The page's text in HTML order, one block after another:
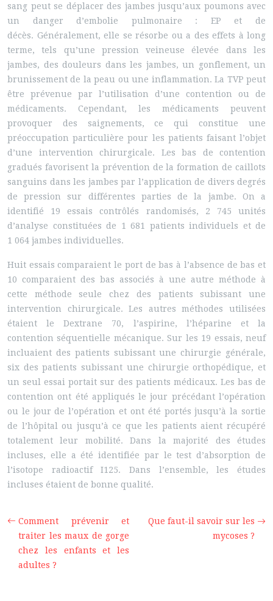
sang peut se déplacer des jambes jusqu’aux poumons avec
un danger d’embolie pulmonaire : EP et de
décès. Généralement, elle se résorbe ou a des effets à long
terme, tels qu’une pression veineuse élevée dans les
jambes, des douleurs dans les jambes, un gonflement, un
brunissement de la peau ou une inflammation. La TVP peut
être prévenue par l’utilisation d’une contention ou de
médicaments. Cependant, les médicaments peuvent
provoquer des saignements, ce qui constitue une
préoccupation particulière pour les patients faisant l’objet
d’une intervention chirurgicale. Les bas de contention
gradués favorisent la prévention de la formation de caillots
sanguins dans les jambes par l’application de divers degrés
de pression sur différentes parties de la jambe. On a
identifié 19 essais contrôlés randomisés, 2 745 unités
d’analyse constituées de 1 681 patients individuels et de
1 064 jambes individuelles.
Huit essais comparaient le port de bas à l’absence de bas et
10 comparaient des bas associés à une autre méthode à
cette méthode seule chez des patients subissant une
intervention chirurgicale. Les autres méthodes utilisées
étaient le Dextrane 70, l’aspirine, l’héparine et la
contention séquentielle mécanique. Sur les 19 essais, neuf
incluaient des patients subissant une chirurgie générale,
six des patients subissant une chirurgie orthopédique, et
un seul essai portait sur des patients médicaux. Les bas de
contention ont été appliqués le jour précédant l’opération
ou le jour de l’opération et ont été portés jusqu’à la sortie
de l’hôpital ou jusqu’à ce que les patients aient récupéré
totalement leur mobilité. Dans la majorité des études
incluses, elle a été identifiée par le test d’absorption de
l’isotope radioactif I125. Dans l’ensemble, les études
incluses étaient de bonne qualité.
Comment prévenir et
traiter les maux de gorge
chez les enfants et les
adultes ?
Que faut-il savoir sur les
mycoses ?